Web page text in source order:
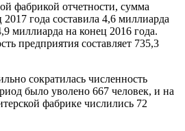
фабрикой отчетности, сумма
года составила 4,6 миллиарда
миллиарда на конец 2016 года.
предприятия составляет 735,3
сократилась численность
было уволено 667 человек, и на
фабрике числились 72